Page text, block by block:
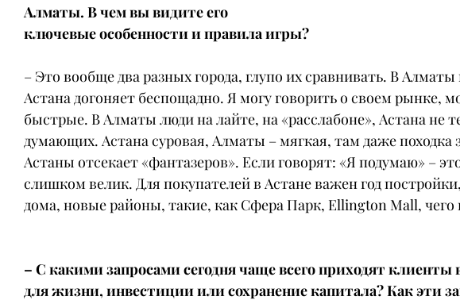
Алматы. В чем вы видите его
ключевые особенности и правила игры?
– Это вообще два разных города, глупо их сравнивать. В
Астана догоняет беспощадно. Я могу говорить о своем рынке,
быстрые. В Алматы люди на лайте, на «расслабоне», Астана не
думающих. Астана суровая, Алматы – мягкая, там даже походка
Астаны отсекает «фантазеров». Если говорят: «Я подумаю» –
слишком велик. Для покупателей в Астане важен год
дома, новые районы, такие, как Сфера Парк, Ellington Mall,
– С какими запросами сегодня чаще всего приходят клиенты
для жизни, инвестиции или сохранение капитала? Как эти